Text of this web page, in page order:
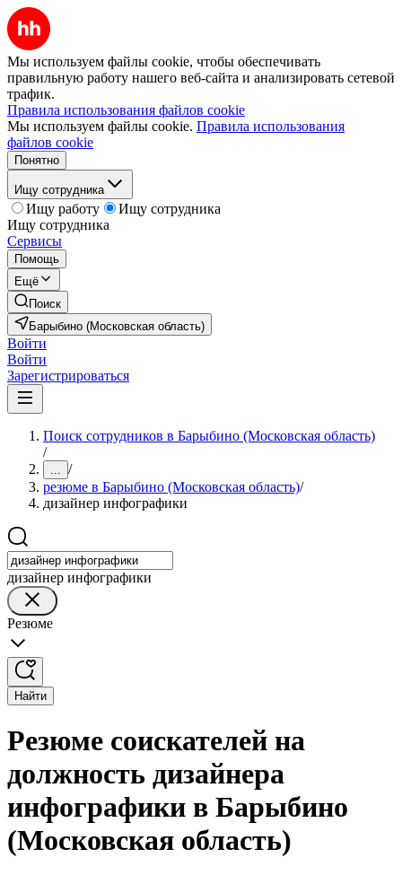
Мы используем файлы cookie, чтобы обеспечивать
правильную работу нашего веб-сайта и анализировать сетевой
трафик.
Правила использования файлов cookie
Мы используем файлы cookie. Правила использования
файлов cookie
Понятно
Ищу сотрудника
Ищу работу
Ищу сотрудника
Ищу сотрудника
Сервисы
Помощь
Ещё
Поиск
Барыбино (Московская область)
Войти
Войти
Зарегистрироваться
Поиск сотрудников в Барыбино (Московская область)
/
... /
резюме в Барыбино (Московская область)/
дизайнер инфографики
дизайнер инфографики
Резюме
Найти
Резюме соискателей на
должность дизайнера
инфографики в Барыбино
(Московская область)